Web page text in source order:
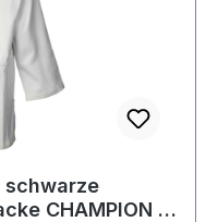
schwarze
CHAMPION III